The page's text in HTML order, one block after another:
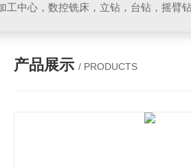
产品展示 / PRODUCTS